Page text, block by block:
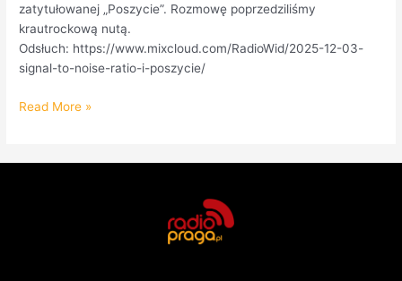
zatytułowanej „Poszycie”. Rozmowę poprzedziliśmy
krautrockową nutą.
Odsłuch: https://www.mixcloud.com/RadioWid/2025-12-03-
signal-to-noise-ratio-i-poszycie/
Read More »